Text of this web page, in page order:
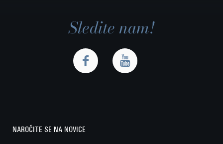
Sledite nam!
NAROČITE SE NA NOVICE